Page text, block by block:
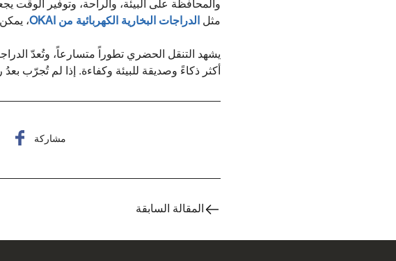
والمحافظة على البيئة، والراحة، وتوفير الوقت
مثل
الدراجات البخارية الكهربائية من OKAI ،
يشهد التنقل الحضري تطوراً متسارعاً، وتُعدّ
أكثر ذكاءً وصديقة للبيئة وكفاءة. إذا لم تُجرّب بعدُ
مشاركة
المقالة السابقة